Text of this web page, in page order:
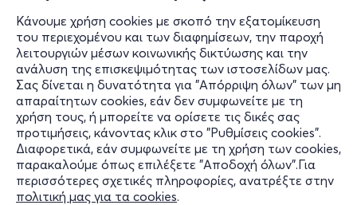
Κάνουμε χρήση cookies με σκοπό την εξατομίκευση
του περιεχομένου και των διαφημίσεων, την παροχή
λειτουργιών μέσων κοινωνικής δικτύωσης και την
ανάλυση της επισκεψιμότητας των ιστοσελίδων μας.
Σας δίνεται η δυνατότητα για "Απόρριψη όλων" των μη
απαραίτητων cookies, εάν δεν συμφωνείτε με τη
χρήση τους, ή μπορείτε να ορίσετε τις δικές σας
προτιμήσεις, κάνοντας κλικ στο "Ρυθμίσεις cookies".
Διαφορετικά, εάν συμφωνείτε με τη χρήση των cookies,
παρακαλούμε όπως επιλέξετε "Αποδοχή όλων".Για
περισσότερες σχετικές πληροφορίες, ανατρέξτε στην
πολιτική μας για τα cookies.
μετάδοση οποιωνδήποτε μηνυμάτων που
παραβιάζουν την παρούσα πολιτική.
12. Τα δικαιώματα προστασίας των δεδομένων
σας
Έχετε τα ακόλουθα δικαιώματα όσον αφορά τα
δεδομένα προσωπικού χαρακτήρα που διατηρούμε
για εσάς: